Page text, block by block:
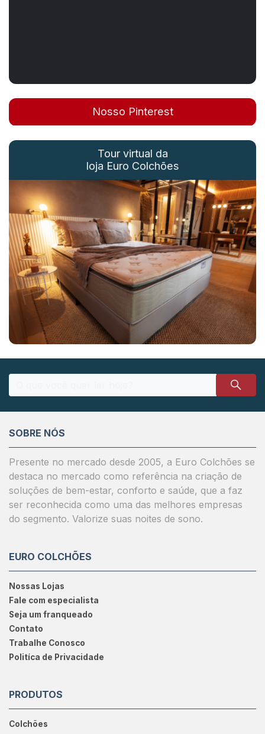
Nosso Pinterest
Tour virtual da
loja Euro Colchões
SOBRE NÓS
Presente no mercado desde 2005, a Euro Colchões se
destaca no mercado como referência na criação de
soluções de bem-estar, conforto e saúde, que a faz
ser reconhecida como uma das melhores empresas
do segmento. Valorize suas noites de sono.
EURO COLCHÕES
Nossas Lojas
Fale com especialista
Seja um franqueado
Contato
Trabalhe Conosco
Politíca de Privacidade
PRODUTOS
Colchões